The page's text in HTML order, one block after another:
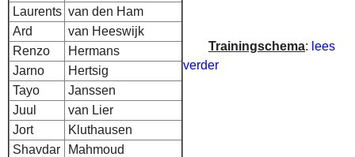
Laurents van den Ham
Ard
van Heeswijk
Renzo
Hermans
Jarno
Hertsig
Tayo
Janssen
Juul
van Lier
Jort
Kluthausen
Shavdar
Mahmoud
Trainingschema: lees
verder